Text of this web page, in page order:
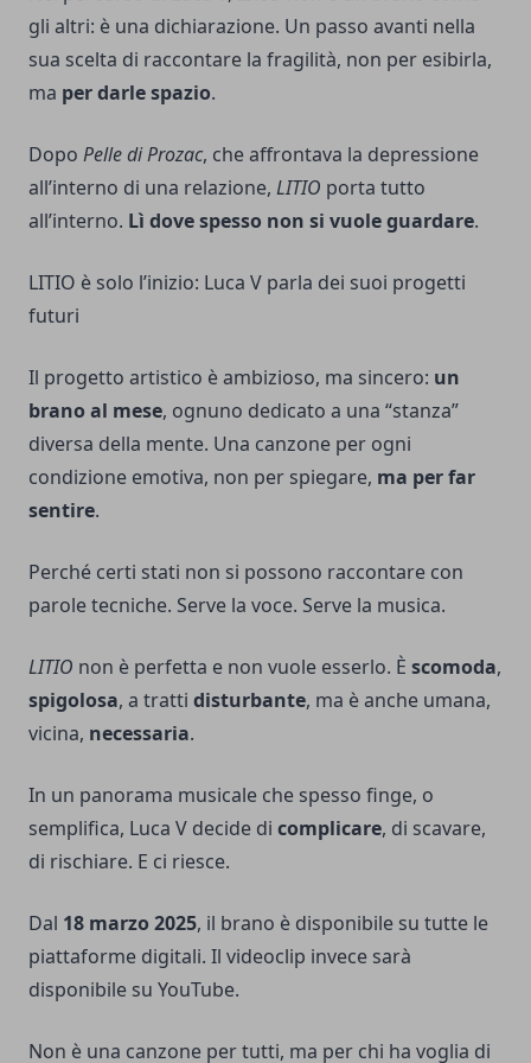
gli altri: è una dichiarazione. Un passo avanti nella
sua scelta di raccontare la fragilità, non per esibirla,
ma per darle spazio.
Dopo Pelle di Prozac, che affrontava la depressione
all’interno di una relazione, LITIO porta tutto
all’interno. Lì dove spesso non si vuole guardare.
LITIO è solo l’inizio: Luca V parla dei suoi progetti
futuri
Il progetto artistico è ambizioso, ma sincero: un
brano al mese, ognuno dedicato a una “stanza”
diversa della mente. Una canzone per ogni
condizione emotiva, non per spiegare, ma per far
sentire.
Perché certi stati non si possono raccontare con
parole tecniche. Serve la voce. Serve la musica.
LITIO non è perfetta e non vuole esserlo. È scomoda,
spigolosa, a tratti disturbante, ma è anche umana,
vicina, necessaria.
In un panorama musicale che spesso finge, o
semplifica, Luca V decide di complicare, di scavare,
di rischiare. E ci riesce.
Dal 18 marzo 2025, il brano è disponibile su tutte le
piattaforme digitali. Il videoclip invece sarà
disponibile su YouTube.
Non è una canzone per tutti, ma per chi ha voglia di